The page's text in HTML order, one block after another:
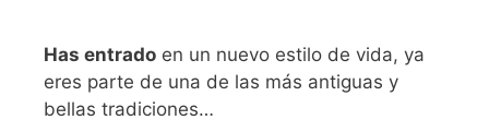
Has entrado en un nuevo estilo de vida, ya
eres parte de una de las más antiguas y
bellas tradiciones…